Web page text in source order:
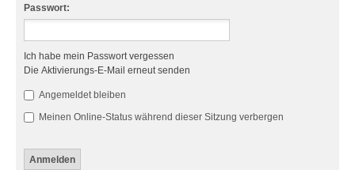
Passwort:
Ich habe mein Passwort vergessen
Die Aktivierungs-E-Mail erneut senden
Angemeldet bleiben
Meinen Online-Status während dieser Sitzung verbergen